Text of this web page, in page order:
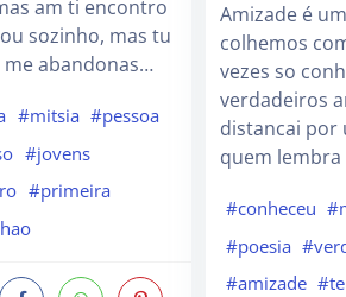
am ti encontro
sozinho, mas tu
me abandonas…
#mitsia #pessoa
#jovens
#primeira
Amizade é
colhemos
vezes so
verdadeiros
distancai por
quem
#conheceu
#poesia
#amizade